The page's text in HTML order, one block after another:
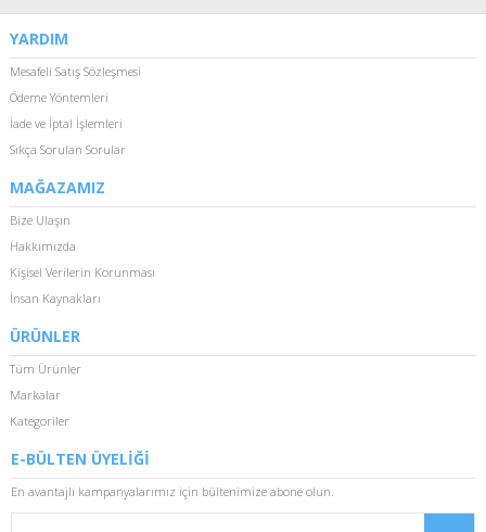
YARDIM
Mesafeli Satış Sözleşmesi
Ödeme Yöntemleri
İade ve İptal İşlemleri
Sıkça Sorulan Sorular
MAĞAZAMIZ
Bize Ulaşın
Hakkımızda
Kişisel Verilerin Korunması
İnsan Kaynakları
ÜRÜNLER
Tüm Ürünler
Markalar
Kategoriler
E-BÜLTEN ÜYELİĞİ
En avantajlı kampanyalarımız için bültenimize abone olun.